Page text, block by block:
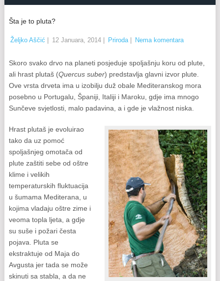
Šta je to pluta?
Željko Aščić 12 Januara, 2014| Priroda| Nema komentara
Skoro svako drvo na planeti posjeduje spoljašnju koru od plute,
ali hrast plutaš (Quercus suber) predstavlja glavni izvor plute.
Ove vrsta drveta ima u izobilju duž obale Mediteranskog mora
posebno u Portugalu, Španiji, Italiji i Maroku, gdje ima mnogo
Sunčeve svjetlosti, malo padavina, a i gde je vlažnost niska.
Hrast plutaš je evoluirao
tako da uz pomoć
spoljašnjeg omotača od
plute zaštiti sebe od oštre
klime i velikih
temperaturskih fluktuacija
u šumama Mediterana, u
kojima vladaju oštre zime i
veoma topla ljeta, a gdje
su suše i požari česta
pojava. Pluta se
ekstraktuje od Maja do
Avgusta jer tada se može
skinuti sa stabla, a da ne